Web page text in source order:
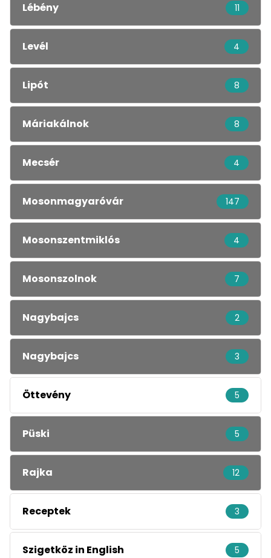
Lébény 11
Levél 4
Lipót 8
Máriakálnok 8
Mecsér 4
Mosonmagyaróvár 147
Mosonszentmiklós 4
Mosonszolnok 7
Nagybajcs 2
Nagybajcs 3
Öttevény 5
Püski 5
Rajka 12
Receptek 3
Szigetköz in English 5